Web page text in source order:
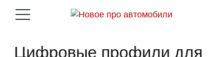
Цифровые профили для